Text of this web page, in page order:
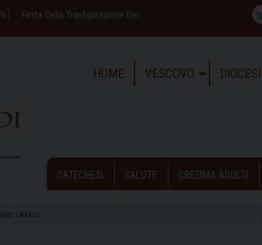
Festa Della Trasfigurazione Del
HOME VESCOVO DIOCESI
CATECHESI SALUTE CRESIMA ADULTI
1 MARZO